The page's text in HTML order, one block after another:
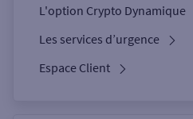
L'option Crypto Dynamique
Les services d’urgence
Espace Client